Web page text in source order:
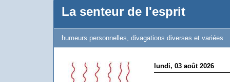
La senteur de l'esprit
humeurs personnelles, divagations diverses et variées
lundi, 03 août 2026